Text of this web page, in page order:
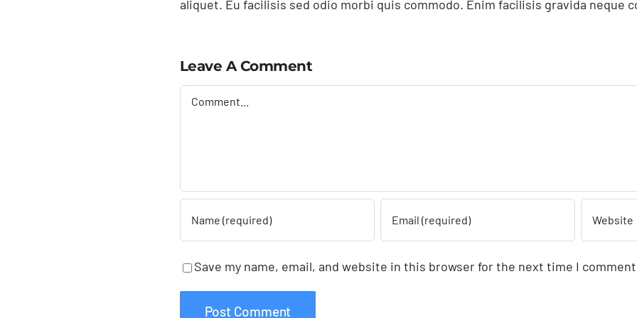
aliquet. Eu facilisis sed odio morbi quis commodo. Enim facilisis gravida neque
Leave A Comment
Comment
Save my name, email, and website in this browser for the next time I